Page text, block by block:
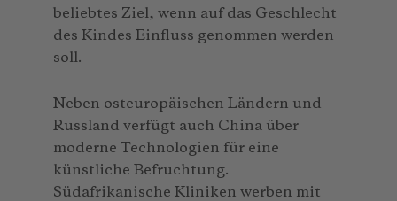
beliebtes Ziel, wenn auf das Geschlecht
des Kindes Einfluss genommen werden
soll.
Neben osteuropäischen Ländern und
Russland verfügt auch China über
moderne Technologien für eine
künstliche Befruchtung.
Südafrikanische Kliniken werben mit